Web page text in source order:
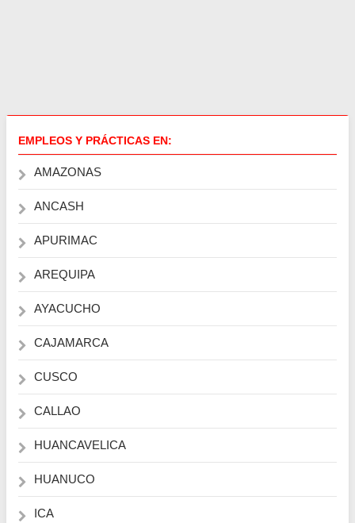
EMPLEOS Y PRÁCTICAS EN:
AMAZONAS
ANCASH
APURIMAC
AREQUIPA
AYACUCHO
CAJAMARCA
CUSCO
CALLAO
HUANCAVELICA
HUANUCO
ICA